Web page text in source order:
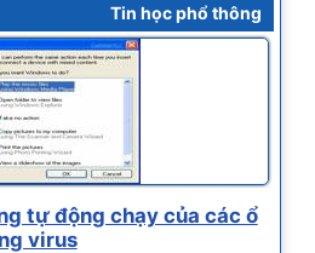
Tin học phổ thông
tự động chạy của các ổ
virus